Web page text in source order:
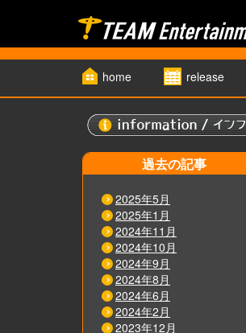
home release
過去の記事
2025年5月
2025年1月
2024年11月
2024年10月
2024年9月
2024年8月
2024年6月
2024年2月
2023年12月